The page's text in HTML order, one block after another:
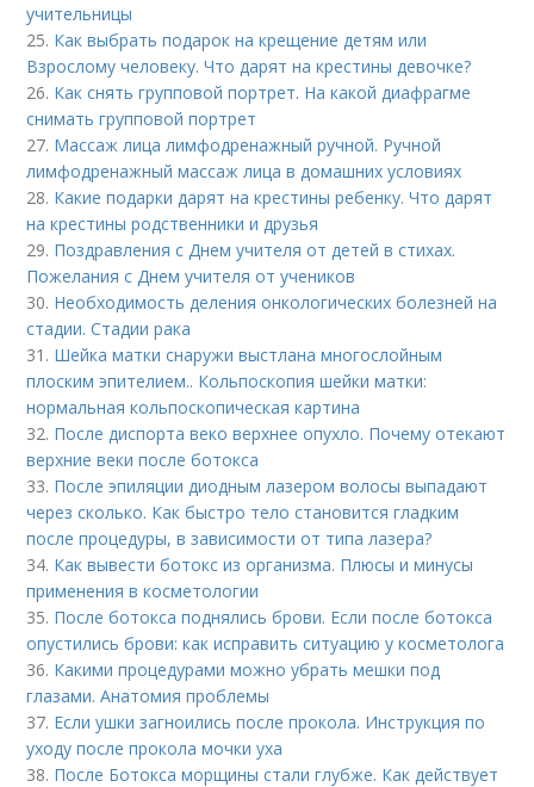
учительницы
25. Как выбрать подарок на крещение детям или
Взрослому человеку. Что дарят на крестины девочке?
26. Как снять групповой портрет. На какой диафрагме
снимать групповой портрет
27. Массаж лица лимфодренажный ручной. Ручной
лимфодренажный массаж лица в домашних условиях
28. Какие подарки дарят на крестины ребенку. Что дарят
на крестины родственники и друзья
29. Поздравления с Днем учителя от детей в стихах.
Пожелания с Днем учителя от учеников
30. Необходимость деления онкологических болезней на
стадии. Стадии рака
31. Шейка матки снаружи выстлана многослойным
плоским эпителием.. Кольпоскопия шейки матки:
нормальная кольпоскопическая картина
32. После диспорта веко верхнее опухло. Почему отекают
верхние веки после ботокса
33. После эпиляции диодным лазером волосы выпадают
через сколько. Как быстро тело становится гладким
после процедуры, в зависимости от типа лазера?
34. Как вывести ботокс из организма. Плюсы и минусы
применения в косметологии
35. После ботокса поднялись брови. Если после ботокса
опустились брови: как исправить ситуацию у косметолога
36. Какими процедурами можно убрать мешки под
глазами. Анатомия проблемы
37. Если ушки загноились после прокола. Инструкция по
уходу после прокола мочки уха
38. После Ботокса морщины стали глубже. Как действует